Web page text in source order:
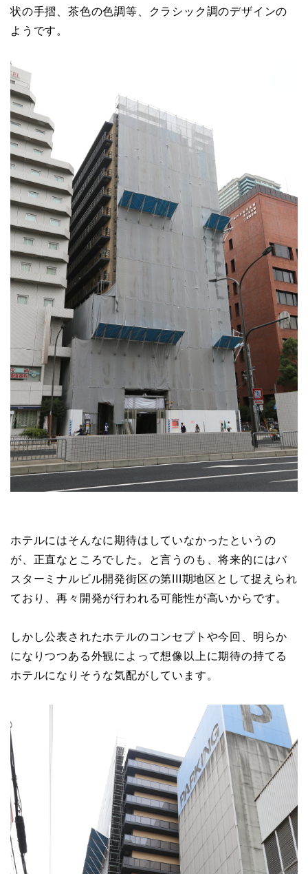
状の手摺、茶色の色調等、クラシック調のデザインの
ようです。
ホテルにはそんなに期待はしていなかったというの
が、正直なところでした。と言うのも、将来的にはバ
スターミナルビル開発街区の第III期地区として捉えられ
ており、再々開発が行われる可能性が高いからです。
しかし公表されたホテルのコンセプトや今回、明らか
になりつつある外観によって想像以上に期待の持てる
ホテルになりそうな気配がしています。